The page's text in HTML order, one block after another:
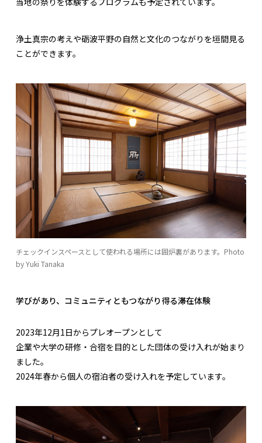
浄土真宗の考えや砺波平野の自然と文化のつながりを垣間見る
ことができます。
チェックインスペースとして使われる場所には囲炉裏があります。Photo
by Yuki Tanaka
学びがあり、コミュニティともつながり得る滞在体験
2023年12月1日からプレオープンとして
企業や大学の研修・合宿を目的とした団体の受け入れが始まり
ました。
2024年春から個人の宿泊者の受け入れを予定しています。